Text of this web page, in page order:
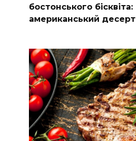
бостонського бісквіта:
американський десерт